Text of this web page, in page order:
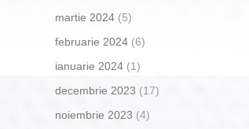
martie 2024 (5)
februarie 2024 (6)
ianuarie 2024 (1)
decembrie 2023 (17)
noiembrie 2023 (4)